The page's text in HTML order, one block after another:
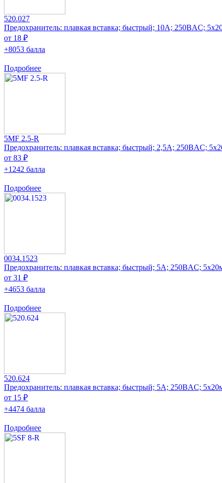
520.027
Предохранитель: плавкая вставка; быстрый; 10А; 250ВAC;
от 18 ₽
+8053 балла
Подробнее
5MF 2.5-R
Предохранитель: плавкая вставка; быстрый; 2,5А; 250ВAC;
от 83 ₽
+1242 балла
Подробнее
0034.1523
Предохранитель: плавкая вставка; быстрый; 5А; 250ВAC;
от 31 ₽
+4653 балла
Подробнее
520.624
Предохранитель: плавкая вставка; быстрый; 5А; 250ВAC;
от 15 ₽
+4474 балла
Подробнее